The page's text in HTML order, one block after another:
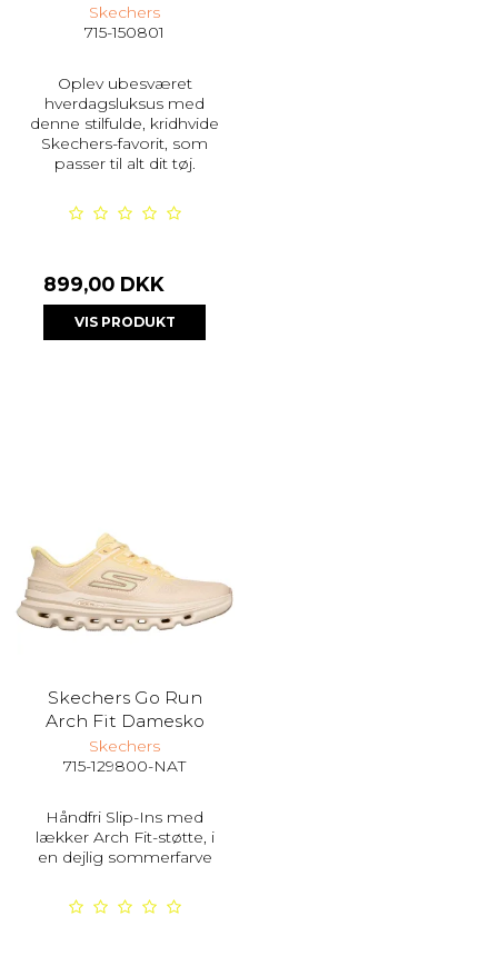
Skechers
715-150801
Oplev ubesværet
hverdagsluksus med
denne stilfulde, kridhvide
Skechers-favorit, som
passer til alt dit tøj.
899,00 DKK
VIS PRODUKT
Skechers Go Run
Arch Fit Damesko
Skechers
715-129800-NAT
Håndfri Slip-Ins med
lækker Arch Fit-støtte, i
en dejlig sommerfarve